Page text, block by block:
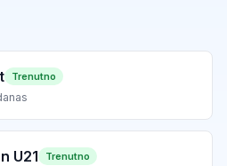
Trenutno
U21 Trenutno